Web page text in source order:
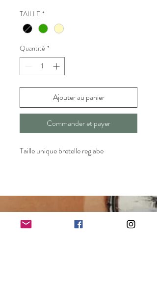
TAILLE *
Quantité *
Ajouter au panier
Commander et payer
Taille unique bretelle reglabe